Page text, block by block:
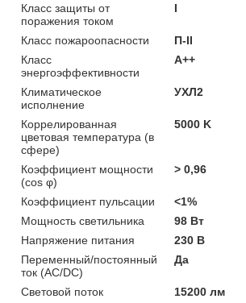
Класс защиты от
поражения током
I
Класс пожароопасности
П-ІІ
Класс
энергоэффективности
A++
Климатическое
исполнение
УХЛ2
Коррелированная
цветовая температура (в
сфере)
5000 K
Коэффициент мощности
(cos φ)
> 0,96
Коэффициент пульсации
<1%
Мощность светильника
98 Вт
Напряжение питания
230 В
Переменный/постоянный
ток (AC/DC)
Да
Световой поток
15200 лм